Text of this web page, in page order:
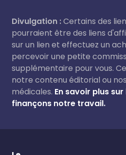
Divulgation :Certains des
pourraient être des liens
sur un lien et effectuez un
percevoir une petite
supplémentaire pour vous.
notre contenu éditorial ou
médicales. En savoir plus
finançons notre travail.